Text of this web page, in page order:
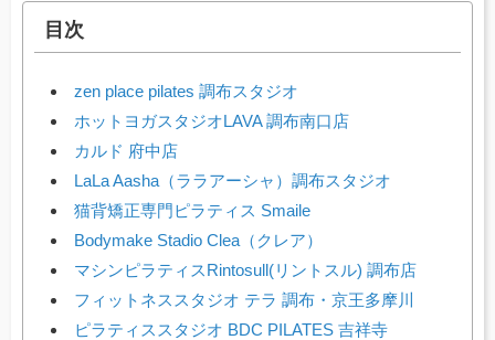
目次
zen place pilates 調布スタジオ
ホットヨガスタジオLAVA 調布南口店
カルド 府中店
LaLa Aasha（ララアーシャ）調布スタジオ
猫背矯正専門ピラティス Smaile
Bodymake Stadio Clea（クレア）
マシンピラティスRintosull(リントスル) 調布店
フィットネススタジオ テラ 調布・京王多摩川
ピラティススタジオ BDC PILATES 吉祥寺